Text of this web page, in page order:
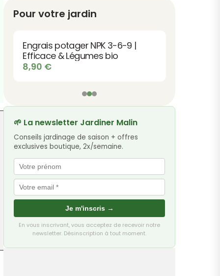
Pour votre jardin
Engrais potager NPK 3-6-9 |
Efficace & Légumes bio
8,90 €
🌱 La newsletter Jardiner Malin
Conseils jardinage de saison + offres
exclusives boutique, 2x/semaine.
Je m'inscris →
En vous inscrivant, vous acceptez de recevoir notre
newsletter. Désinscription à tout moment.